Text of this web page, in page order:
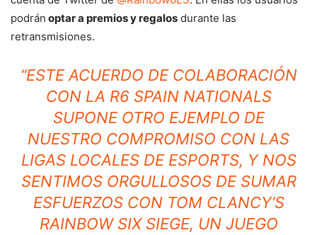
podrán optar a premios y regalos durante las
retransmisiones.
“ESTE ACUERDO DE COLABORACIÓN
CON LA R6 SPAIN NATIONALS
SUPONE OTRO EJEMPLO DE
NUESTRO COMPROMISO CON LAS
LIGAS LOCALES DE ESPORTS, Y NOS
SENTIMOS ORGULLOSOS DE SUMAR
ESFUERZOS CON TOM CLANCY’S
RAINBOW SIX SIEGE, UN JUEGO